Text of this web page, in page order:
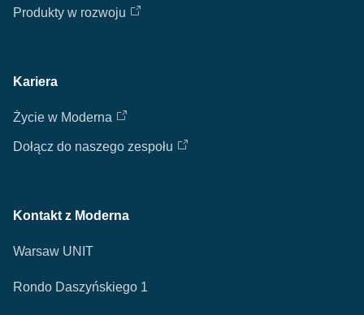
Produkty w rozwoju
Kariera
Życie w Moderna
Dołącz do naszego zespołu
Kontakt z Moderna
Warsaw UNIT
Rondo Daszyńskiego 1